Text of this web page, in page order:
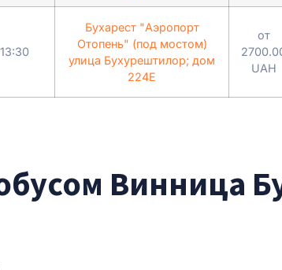
13:30
Бухарест "Аэропорт
Отопень" (под мостом)
улица Бухурештилор; дом
224Е
от
UAH
Винница